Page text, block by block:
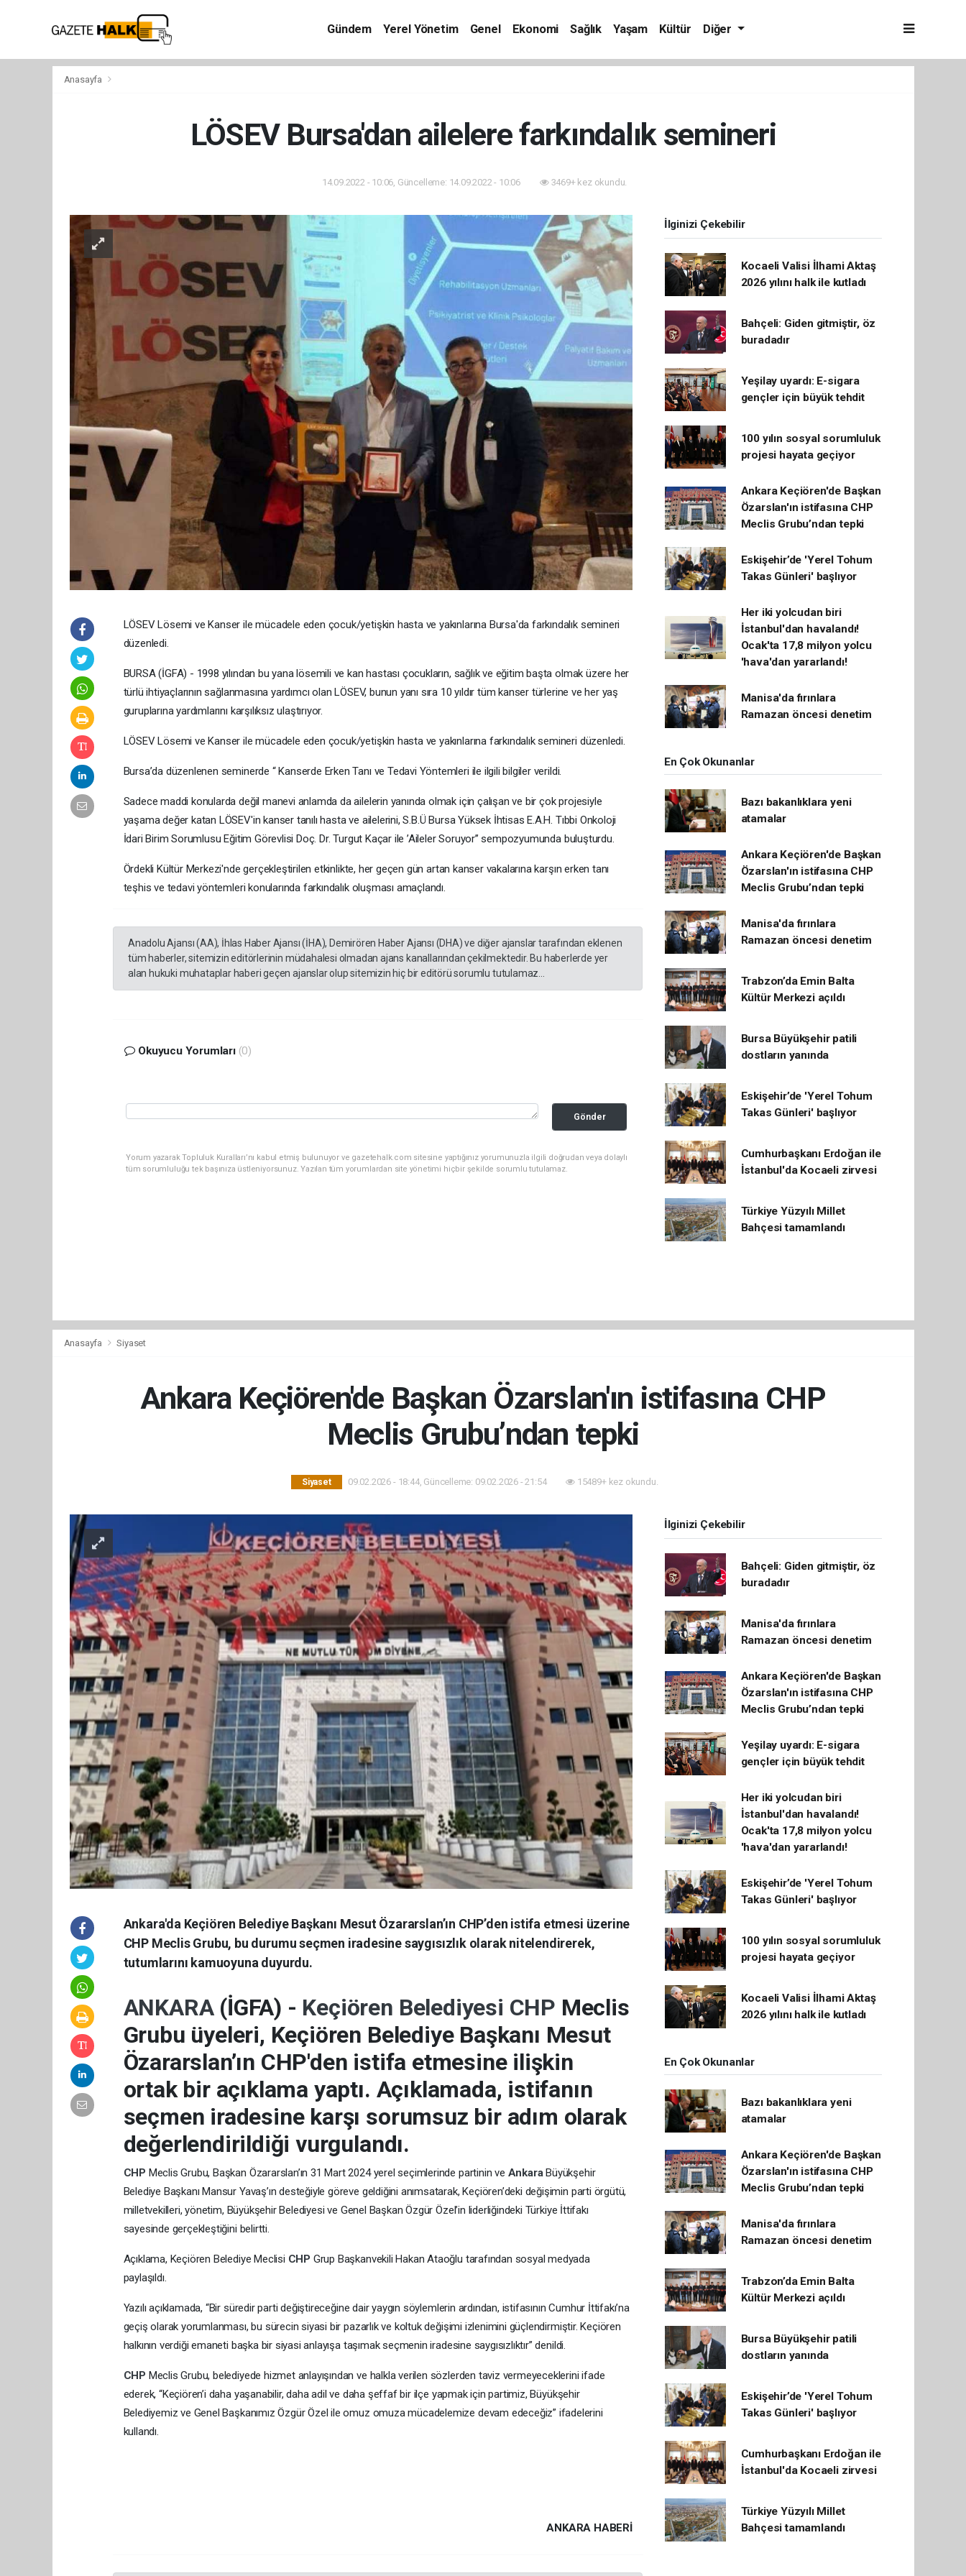
Gündem Yerel Yönetim Genel Ekonomi Sağlık Yaşam Kültür Diğer
Anasayfa
LÖSEV Bursa'dan ailelere farkındalık semineri
14.09.2022 - 10:06, Güncelleme: 14.09.2022 - 10:06 3469+ kez okundu.
LÖSEV Lösemi ve Kanser ile mücadele eden çocuk/yetişkin hasta ve yakınlarına Bursa'da farkındalık semineri
düzenledi.
BURSA (İGFA) - 1998 yılından bu yana lösemili ve kan hastası çocukların, sağlık ve eğitim başta olmak üzere her
türlü ihtiyaçlarının sağlanmasına yardımcı olan LÖSEV, bunun yanı sıra 10 yıldır tüm kanser türlerine ve her yaş
guruplarına yardımlarını karşılıksız ulaştırıyor.
LÖSEV Lösemi ve Kanser ile mücadele eden çocuk/yetişkin hasta ve yakınlarına farkındalık semineri düzenledi.
Bursa’da düzenlenen seminerde “ Kanserde Erken Tanı ve Tedavi Yöntemleri ile ilgili bilgiler verildi.
Sadece maddi konularda değil manevi anlamda da ailelerin yanında olmak için çalışan ve bir çok projesiyle
yaşama değer katan LÖSEV'in kanser tanılı hasta ve ailelerini, S.B.Ü Bursa Yüksek İhtisas E.A.H. Tıbbi Onkoloji
İdari Birim Sorumlusu Eğitim Görevlisi Doç. Dr. Turgut Kaçar ile ’Aileler Soruyor’’ sempozyumunda buluşturdu.
Ördekli Kültür Merkezi'nde gerçekleştirilen etkinlikte, her geçen gün artan kanser vakalarına karşın erken tanı
teşhis ve tedavi yöntemleri konularında farkındalık oluşması amaçlandı.
Anadolu Ajansı (AA), İhlas Haber Ajansı (İHA), Demirören Haber Ajansı (DHA) ve diğer ajanslar tarafından eklenen
tüm haberler, sitemizin editörlerinin müdahalesi olmadan ajans kanallarından çekilmektedir. Bu haberlerde yer
alan hukuki muhataplar haberi geçen ajanslar olup sitemizin hiç bir editörü sorumlu tutulamaz...
Okuyucu Yorumları (0)
Gönder
Yorum yazarak Topluluk Kuralları’nı kabul etmiş bulunuyor ve gazetehalk.com sitesine yaptığınız yorumunuzla ilgili doğrudan veya dolaylı
tüm sorumluluğu tek başınıza üstleniyorsunuz. Yazılan tüm yorumlardan site yönetimi hiçbir şekilde sorumlu tutulamaz.
İlginizi Çekebilir
Kocaeli Valisi İlhami Aktaş
2026 yılını halk ile kutladı
Bahçeli: Giden gitmiştir, öz
buradadır
Yeşilay uyardı: E-sigara
gençler için büyük tehdit
100 yılın sosyal sorumluluk
projesi hayata geçiyor
Ankara Keçiören'de Başkan
Özarslan'ın istifasına CHP
Meclis Grubu’ndan tepki
Eskişehir’de 'Yerel Tohum
Takas Günleri' başlıyor
Her iki yolcudan biri
İstanbul'dan havalandı!
Ocak'ta 17,8 milyon yolcu
'hava'dan yararlandı!
Manisa'da fırınlara
Ramazan öncesi denetim
En Çok Okunanlar
Bazı bakanlıklara yeni
atamalar
Ankara Keçiören'de Başkan
Özarslan'ın istifasına CHP
Meclis Grubu’ndan tepki
Manisa'da fırınlara
Ramazan öncesi denetim
Trabzon’da Emin Balta
Kültür Merkezi açıldı
Bursa Büyükşehir patili
dostların yanında
Eskişehir’de 'Yerel Tohum
Takas Günleri' başlıyor
Cumhurbaşkanı Erdoğan ile
İstanbul'da Kocaeli zirvesi
Türkiye Yüzyılı Millet
Bahçesi tamamlandı
Anasayfa Siyaset
Ankara Keçiören'de Başkan Özarslan'ın istifasına CHP
Meclis Grubu’ndan tepki
Siyaset 09.02.2026 - 18:44, Güncelleme: 09.02.2026 - 21:54 15489+ kez okundu.
Ankara'da Keçiören Belediye Başkanı Mesut Özararslan’ın CHP’den istifa etmesi üzerine
CHP Meclis Grubu, bu durumu seçmen iradesine saygısızlık olarak nitelendirerek,
tutumlarını kamuoyuna duyurdu.
ANKARA (İGFA) - Keçiören Belediyesi CHP Meclis
Grubu üyeleri, Keçiören Belediye Başkanı Mesut
Özararslan’ın CHP'den istifa etmesine ilişkin
ortak bir açıklama yaptı. Açıklamada, istifanın
seçmen iradesine karşı sorumsuz bir adım olarak
değerlendirildiği vurgulandı.
CHP Meclis Grubu, Başkan Özararslan’ın 31 Mart 2024 yerel seçimlerinde partinin ve Ankara Büyükşehir
Belediye Başkanı Mansur Yavaş’ın desteğiyle göreve geldiğini anımsatarak, Keçiören’deki değişimin parti örgütü,
milletvekilleri, yönetim, Büyükşehir Belediyesi ve Genel Başkan Özgür Özel’in liderliğindeki Türkiye İttifakı
sayesinde gerçekleştiğini belirtti.
Açıklama, Keçiören Belediye Meclisi CHP Grup Başkanvekili Hakan Ataoğlu tarafından sosyal medyada
paylaşıldı.
Yazılı açıklamada, “Bir süredir parti değiştireceğine dair yaygın söylemlerin ardından, istifasının Cumhur İttifakı’na
geçiş olarak yorumlanması, bu sürecin siyasi bir pazarlık ve koltuk değişimi izlenimini güçlendirmiştir. Keçiören
halkının verdiği emaneti başka bir siyasi anlayışa taşımak seçmenin iradesine saygısızlıktır” denildi.
CHP Meclis Grubu, belediyede hizmet anlayışından ve halkla verilen sözlerden taviz vermeyeceklerini ifade
ederek, “Keçiören’i daha yaşanabilir, daha adil ve daha şeffaf bir ilçe yapmak için partimiz, Büyükşehir
Belediyemiz ve Genel Başkanımız Özgür Özel ile omuz omuza mücadelemize devam edeceğiz” ifadelerini
kullandı.
ANKARA HABERİ
İlginizi Çekebilir
Bahçeli: Giden gitmiştir, öz
buradadır
Manisa'da fırınlara
Ramazan öncesi denetim
Ankara Keçiören'de Başkan
Özarslan'ın istifasına CHP
Meclis Grubu’ndan tepki
Yeşilay uyardı: E-sigara
gençler için büyük tehdit
Her iki yolcudan biri
İstanbul'dan havalandı!
Ocak'ta 17,8 milyon yolcu
'hava'dan yararlandı!
Eskişehir’de 'Yerel Tohum
Takas Günleri' başlıyor
100 yılın sosyal sorumluluk
projesi hayata geçiyor
Kocaeli Valisi İlhami Aktaş
2026 yılını halk ile kutladı
En Çok Okunanlar
Bazı bakanlıklara yeni
atamalar
Ankara Keçiören'de Başkan
Özarslan'ın istifasına CHP
Meclis Grubu’ndan tepki
Manisa'da fırınlara
Ramazan öncesi denetim
Trabzon’da Emin Balta
Kültür Merkezi açıldı
Bursa Büyükşehir patili
dostların yanında
Eskişehir’de 'Yerel Tohum
Takas Günleri' başlıyor
Cumhurbaşkanı Erdoğan ile
İstanbul'da Kocaeli zirvesi
Türkiye Yüzyılı Millet
Bahçesi tamamlandı